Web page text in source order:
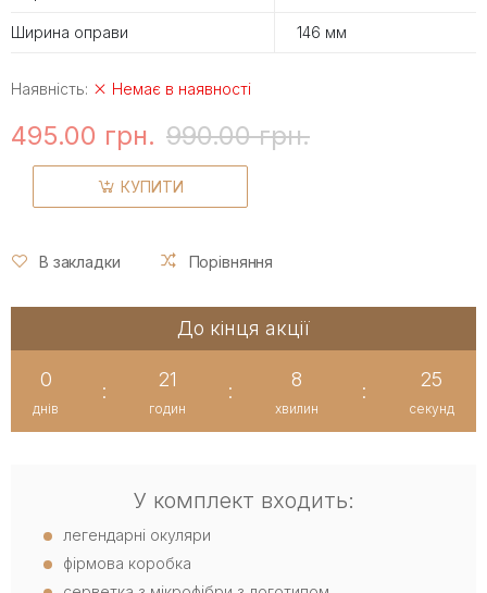
Ширина оправи 146 мм
Наявність: Немає в наявності
495.00 грн. 990.00 грн.
КУПИТИ
В закладки Порівняння
До кінця акції
0
днів
:
21
годин
:
8
хвилин
:
25
секунд
У комплект входить:
легендарні окуляри
фірмова коробка